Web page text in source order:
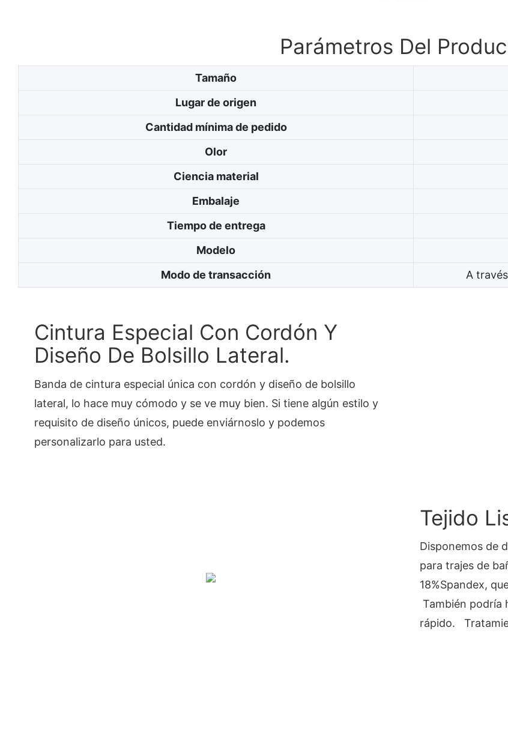
Parámetros Del
Tamaño
Lugar de origen
Cantidad mínima de pedido
Olor
Ciencia material
Embalaje
Tiempo de entrega
Modelo
Modo de transacción
A
Cintura Especial Con Cordón Y
Diseño De Bolsillo Lateral.
Banda de cintura especial única con cordón y diseño de bolsillo
lateral, lo hace muy cómodo y se ve muy bien. Si tiene algún estilo y
requisito de diseño únicos, puede enviárnoslo y podemos
personalizarlo para usted.
Tejido
Disponemos de
para trajes de
18%Spandex,
También podría
rápido.